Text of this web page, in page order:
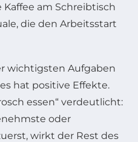
Kaffee am Schreibtisch
die den Arbeitsstart
wichtigsten Aufgaben
hat positive Effekte.
essen“ verdeutlicht:
oder
wirkt der Rest des